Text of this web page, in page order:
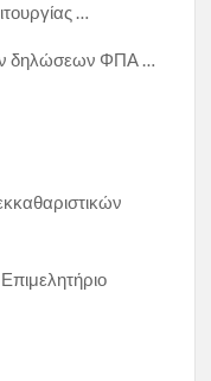
…
δηλώσεων ΦΠΑ …